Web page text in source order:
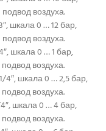
воздуха.
шкала 0 … 12 бар,
воздуха.
шкала 0 … 1 бар,
воздуха.
шкала 0 … 2,5 бар,
воздуха.
шкала 0 … 4 бар,
воздуха.